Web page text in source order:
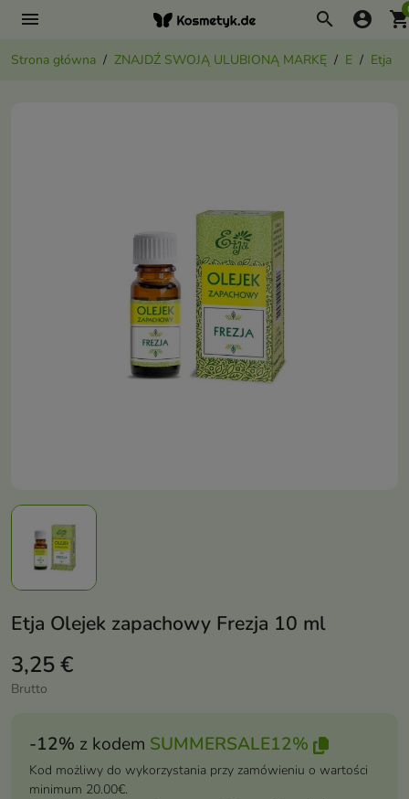
menu search account_circle
Strona główna ZNAJDŹ SWOJĄ ULUBIONĄ MARKĘ E Etja
Etja Olejek zapachowy Frezja 10 ml
3,25 €
Brutto
-12% z kodem SUMMERSALE12%
Kod możliwy do wykorzystania przy zamówieniu o wartości
minimum 20.00€.